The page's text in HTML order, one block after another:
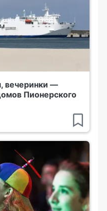
вечеринки —
Пионерского